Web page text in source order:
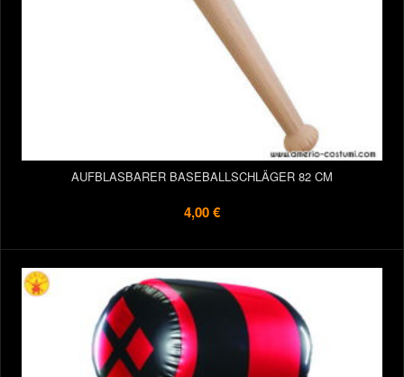
AUFBLASBARER BASEBALLSCHLÄGER 82 CM
4,00 €